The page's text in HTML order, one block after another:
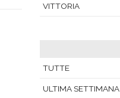
VITTORIA
TUTTE
ULTIMA SETTIMANA